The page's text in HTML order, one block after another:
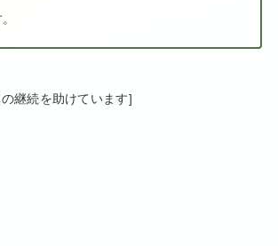
継続を助けています]